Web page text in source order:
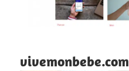
vivemonbebe.com